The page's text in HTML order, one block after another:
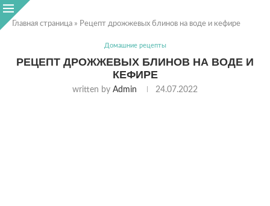
Главная страница » Рецепт дрожжевых блинов на воде и кефире
Домашние рецепты
РЕЦЕПТ ДРОЖЖЕВЫХ БЛИНОВ НА ВОДЕ И
КЕФИРЕ
written by Admin 24.07.2022